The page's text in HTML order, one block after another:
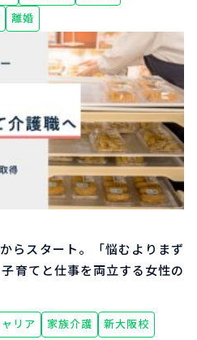
離婚
らスタート。「悩むよりまず
育てと仕事を両立する女性の
リア 家族介護
新大阪校